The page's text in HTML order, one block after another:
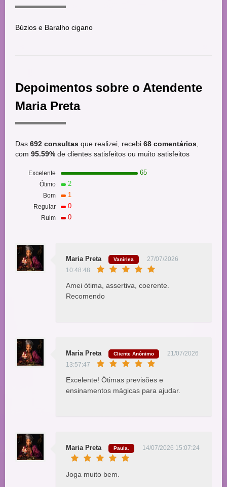
Búzios e Baralho cigano
Depoimentos sobre o Atendente
Maria Preta
Das 692 consultas que realizei, recebi 68 comentários
com 95.59% de clientes satisfeitos ou muito satisfeitos
Excelente 65
Ótimo 2
Bom 1
Regular 0
Ruim 0
Maria Preta Vanirlea
27/07/2026
10:48:48
Amei ótima, assertiva, coerente.
Recomendo
Maria Preta Cliente Anônimo
21/07/2026
13:57:47
Excelente! Ótimas previsões e
ensinamentos mágicas para ajudar.
Maria Preta Paula. 14/07/2026 15:07:24
Joga muito bem.